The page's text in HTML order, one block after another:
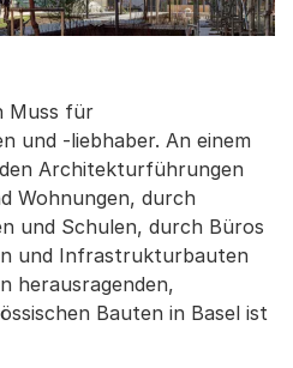
Muss für
und -liebhaber. An einem
Architekturführungen
Wohnungen, durch
und Schulen, durch Büros
und Infrastrukturbauten
herausragenden,
Bauten in Basel ist